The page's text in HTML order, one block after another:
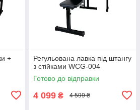
+
Регульована лавка під штангу
з стійками WCG-004
Готово до відправки
4 099 ₴ 4 599 ₴